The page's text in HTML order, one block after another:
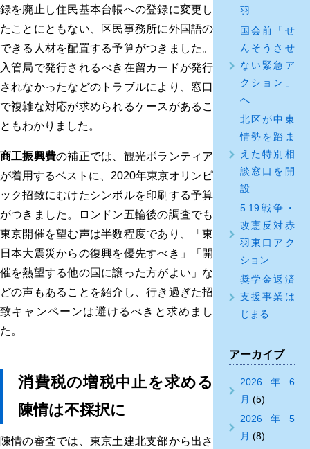
録を廃止し住民基本台帳への登録に変更し
たことにともない、区民事務所に外国語の
できる人材を配置する予算がつきました。
入管局で発行されるべき在留カードが発行
されなかったなどのトラブルにより、窓口
で複雑な対応が求められるケースがあるこ
ともわかりました。
商工振興費の補正では、観光ボランティア
が着用するベストに、2020年東京オリンピ
ック招致にむけたシンボルを印刷する予算
がつきました。ロンドン五輪後の調査でも
東京開催を望む声は半数程度であり、「東
日本大震災からの復興を優先すべき」「開
催を熱望する他の国に譲った方がよい」な
どの声もあることを紹介し、行き過ぎた招
致キャンペーンは避けるべきと求めまし
た。
消費税の増税中止を求める
陳情は不採択に
陳情の審査では、東京土建北支部から出さ
羽
国会前「せ
んそうさせ
ない緊急ア
クション」
へ
北区が中東
情勢を踏ま
えた特別相
談窓口を開
設
5.19戦争・
改憲反対赤
羽東口アク
ション
奨学金返済
支援事業は
じまる
アーカイブ
2026年6
月 (5)
2026年5
月 (8)